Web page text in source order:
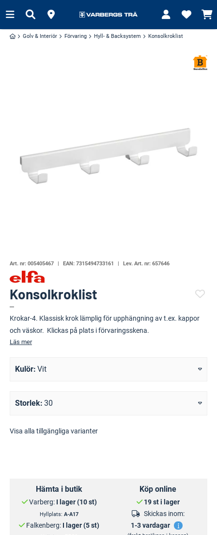
Golv & Interiör Förvaring Hyll- & Backsystem Konsolkroklist
Art. nr: 005405467 EAN: 7315494733161 Lev. Art. nr: 657646
Konsolkroklist
Krokar-4. Klassisk krok lämplig för upphängning av t.ex. kappor
och väskor. Klickas på plats i förvaringsskena.
Läs mer
Kulör Vit
Storlek 30
Visa alla tillgängliga varianter
Hämta i butik
Varberg: I lager (10 st)
Hyllplats: A-A17
Falkenberg: I lager (5 st)
Köp online
19 st i lager
Skickas inom:
1-3 vardagar